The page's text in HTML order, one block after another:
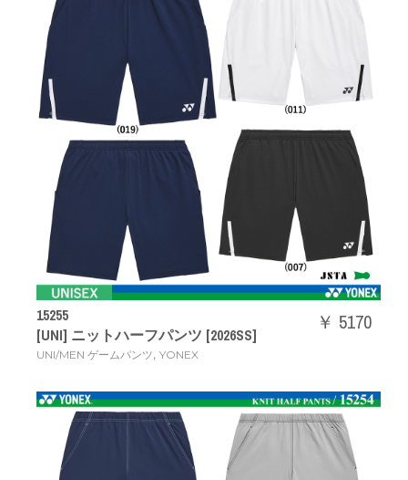
15255
[UNI] ニットハーフパンツ [2026SS]
UNI/MEN ゲームパンツ, YONEX
￥ 5170